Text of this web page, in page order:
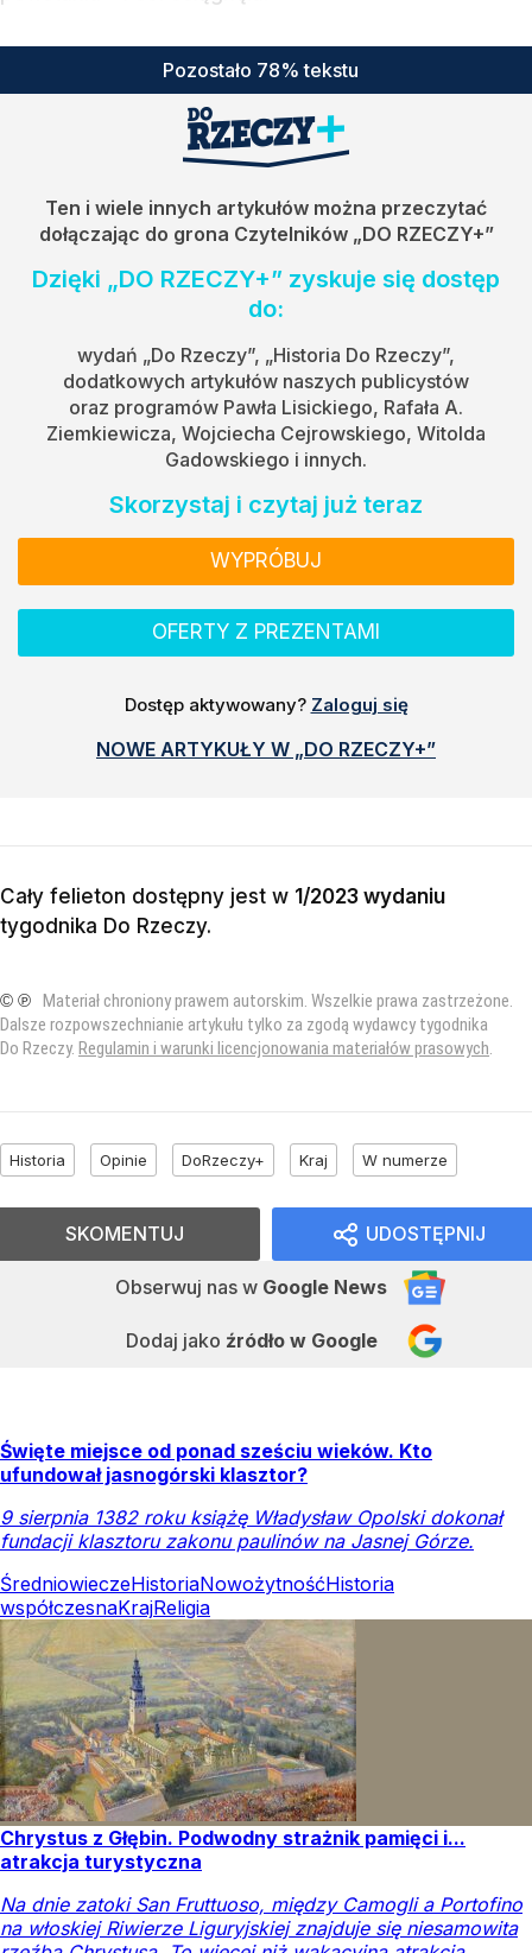
Pozostało 78% tekstu
Ten i wiele innych artykułów można przeczytać
dołączając do grona Czytelników „DO RZECZY+”
Dzięki „DO RZECZY+” zyskuje się dostęp
do:
wydań „Do Rzeczy”, „Historia Do Rzeczy”,
dodatkowych artykułów naszych publicystów
oraz programów Pawła Lisickiego, Rafała A.
Ziemkiewicza, Wojciecha Cejrowskiego, Witolda
Gadowskiego i innych.
Skorzystaj i czytaj już teraz
WYPRÓBUJ
OFERTY Z PREZENTAMI
Dostęp aktywowany? Zaloguj się
NOWE ARTYKUŁY W „DO RZECZY+”
Cały felieton dostępny jest w 1/2023 wydaniu
tygodnika Do Rzeczy.
© ℗ Materiał chroniony prawem autorskim. Wszelkie prawa zastrzeżone.
Dalsze rozpowszechnianie artykułu tylko za zgodą wydawcy tygodnika
Do Rzeczy. Regulamin i warunki licencjonowania materiałów prasowych
Historia Opinie DoRzeczy+ Kraj W numerze
UDOSTĘPNIJ
Obserwuj nas w Google News
Dodaj jako źródło w Google
SKOMENTUJ
Święte miejsce od ponad sześciu wieków. Kto
ufundował jasnogórski klasztor?
9 sierpnia 1382 roku książę Władysław Opolski dokonał
fundacji klasztoru zakonu paulinów na Jasnej Górze.
ŚredniowieczeHistoriaNowożytnośćHistoria
współczesnaKrajReligia
Chrystus z Głębin. Podwodny strażnik pamięci i...
atrakcja turystyczna
Na dnie zatoki San Fruttuoso, między Camogli a Portofino
na włoskiej Riwierze Liguryjskiej znajduje się niesamowita